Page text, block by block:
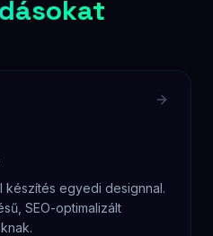
készítés egyedi designnal.
SEO-optimalizált